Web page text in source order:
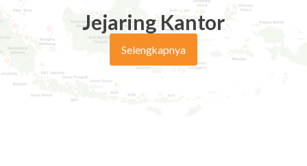
berkualitas.
11. Berkemajuan, artinya melakukan sesuatu
secara baik dan benar yang berorientasi ke depan.
Jejaring Kantor
Selengkapnya